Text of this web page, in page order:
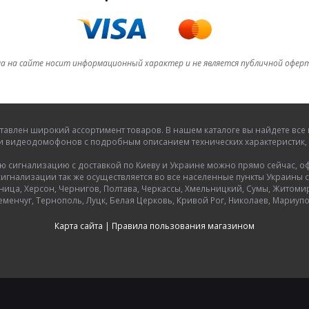
на сайте носит информационный характер и не является публичной
широкий ассортимент товаров. В нашем каталоге вы найдете
видеодомофонов с подробным описанием технических
с доставкой по Киеву и Украине можно прямо сейчас,
так же осуществляется во все населенные пункты Украины
Херсон, Чернигов, Полтава, Черкассы, Хмельницкий, Сумы,
Тернополь, Луцк, Белая Церковь, Кривой Рог, Николаев,
Карта сайта | Правила пользования магазином